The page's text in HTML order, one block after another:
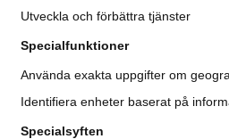
Utveckla och förbättra tjänster
Specialfunktioner
Använda exakta uppgifter om
Identifiera enheter baserat på
Specialsyften